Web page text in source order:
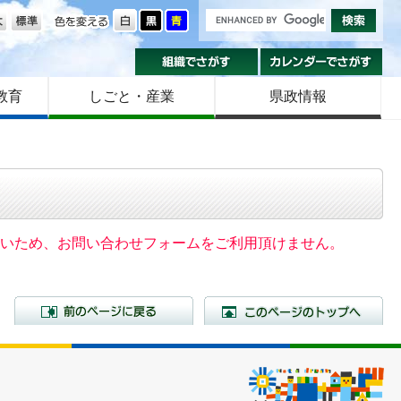
色を変える
大きさ
組織でさがす
育 しごと・産業 県政情報
ため、お問い合わせフォームをご利用頂けません。
前のページに戻る